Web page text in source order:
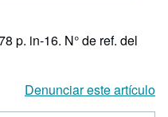
p. in-16. N° de ref. del
Denunciar este artículo